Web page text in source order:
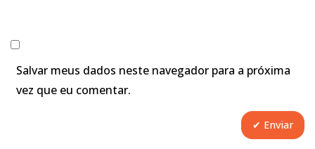
Salvar meus dados neste navegador para a próxima
vez que eu comentar.